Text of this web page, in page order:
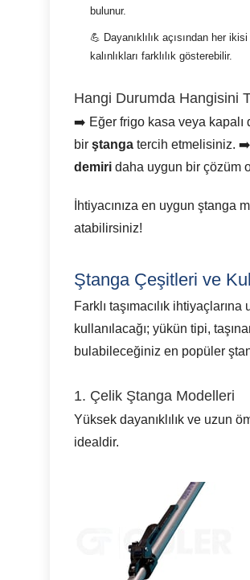
bulunur.
💪 Dayanıklılık açısından her
kalınlıkları farklılık gösterebilir.
Hangi Durumda Hangisini
➡️ Eğer frigo kasa veya kapalı
bir ştanga tercih etmelisiniz. ➡️
demiri daha uygun bir çözüm
İhtiyacınıza en uygun ştanga
atabilirsiniz!
Ştanga Çeşitleri ve
Farklı taşımacılık
kullanılacağı; yükün tipi,
bulabileceğiniz en popüler
1. Çelik Ştanga Modelleri
Yüksek dayanıklılık ve uzun
idealdir.